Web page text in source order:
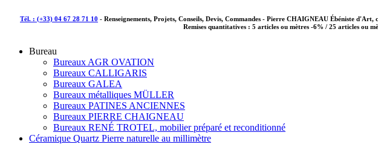
Tél. : (+33) 04 67 28 71 10 - Renseignements, Projets, Conseils, Devis, Commandes - Pierre CHAIGNEAU Ébéniste
Remises quantitatives : 5 articles ou mètres -6% / 25 articles ou
Bureau
Bureaux AGR OVATION
Bureaux CALLIGARIS
Bureaux GALEA
Bureaux métalliques MÜLLER
Bureaux PATINES ANCIENNES
Bureaux PIERRE CHAIGNEAU
Bureaux RENÉ TROTEL, mobilier préparé et reconditionné
Céramique Quartz Pierre naturelle au millimètre